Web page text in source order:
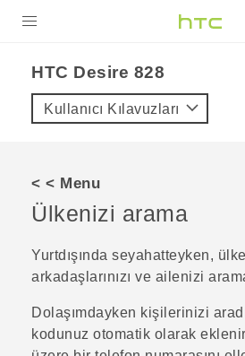
VIVE
VIVERSE
DESTEK
HTC Desire 828‎
Kullanıcı Kılavuzları
< < Menu
Ülkenizi arama
Yurtdışında seyahatteyken,
arkadaşlarınızı ve ailenizi
Dolaşımdayken kişilerinizi
kodunuz otomatik olarak